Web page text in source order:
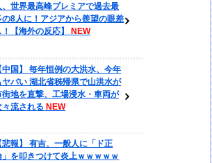
、世界最高峰プレミアで過去最
の8人に！アジアから羨望の眼差
！【海外の反応】
中国】 毎年恒例の大洪水、今年
ヤバい 湖北省秭帰県で山洪水が
街地を直撃、工場浸水・車両が
々流される
悲報】 有吉、一般人に「ド正
」を叩きつけて炎上ｗｗｗｗｗ